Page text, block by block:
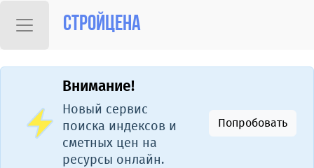
Стройцена
Внимание!
Новый сервис
поиска индексов и
сметных цен на
ресурсы онлайн.
Попробовать